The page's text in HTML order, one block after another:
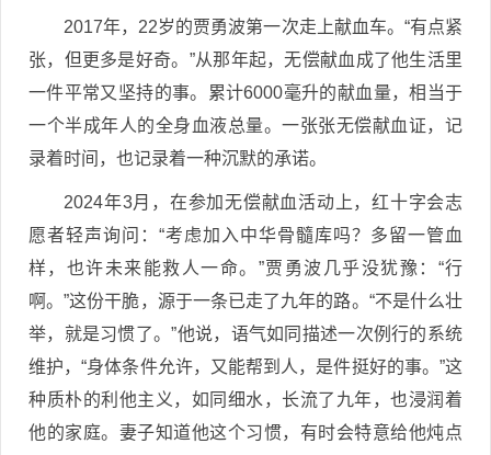
2017年，22岁的贾勇波第一次走上献血车。“有点紧
张，但更多是好奇。”从那年起，无偿献血成了他生活里
一件平常又坚持的事。累计6000毫升的献血量，相当于
一个半成年人的全身血液总量。一张张无偿献血证，记
录着时间，也记录着一种沉默的承诺。
2024年3月，在参加无偿献血活动上，红十字会志
愿者轻声询问：“考虑加入中华骨髓库吗？多留一管血
样，也许未来能救人一命。”贾勇波几乎没犹豫：“行
啊。”这份干脆，源于一条已走了九年的路。“不是什么壮
举，就是习惯了。”他说，语气如同描述一次例行的系统
维护，“身体条件允许，又能帮到人，是件挺好的事。”这
种质朴的利他主义，如同细水，长流了九年，也浸润着
他的家庭。妻子知道他这个习惯，有时会特意给他炖点